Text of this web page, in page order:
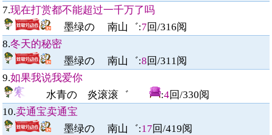
7.现在打赏都不能超过一千万了吗
墨绿の 南山゛:7回/316阅
8.冬天的秘密
墨绿の 南山゛:8回/311阅
9.如果我说我爱你
水青の 炎滚滚゛
:4回/330阅
10.卖通宝卖通宝
墨绿の 南山゛:17回/419阅